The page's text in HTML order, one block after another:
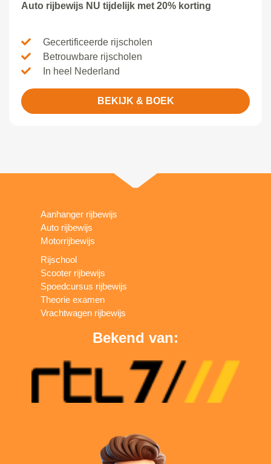
Auto rijbewijs NU tijdelijk met 20% korting
Gecertificeerde rijscholen
Betrouwbare rijscholen
In heel Nederland
BEKIJK & BOEK
Aanhanger rijbewijs
Auto rijbewijs
Motorrijbewijs
Rijschool
Scooter rijbewijs
Spoedcursus rijbewijs
Theorie examen
Vrachtwagen rijbewijs
Bekend van: